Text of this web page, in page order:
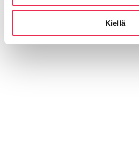
Kiellä
asennus
Riikku L80 lasioven asennus